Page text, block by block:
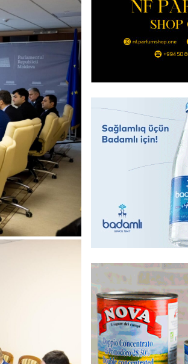
Sabah Bakıda yağış
05.08.2026 - 13:30
Britaniyaya gedirmiş
05.08.2026 - 13:15
Rusiyada neft emalı
“Başneft-
hücumundan sonra
05.08.2026
yaxşı hazırlaşıb
05.08.2026 - 12:45
GÜNDƏM
Məmmədnağı
sədr müavini oldu –
05.08.2026- 12:30